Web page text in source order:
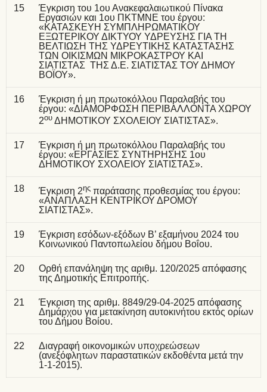
15
Έγκριση του 1ου Ανακεφαλαιωτικού Πίνακα
Εργασιών και 1ου ΠΚΤΜΝΕ του έργου:
«ΚΑΤΑΣΚΕΥΗ ΣΥΜΠΛΗΡΩΜΑΤΙΚΟΥ
ΕΞΩΤΕΡΙΚΟΥ ΔΙΚΤΥΟΥ ΥΔΡΕΥΣΗΣ ΓΙΑ ΤΗ
ΒΕΛΤΙΩΣΗ ΤΗΣ ΥΔΡΕΥΤΙΚΗΣ ΚΑΤΑΣΤΑΣΗΣ
ΤΩΝ ΟΙΚΙΣΜΩΝ ΜΙΚΡΟΚΑΣΤΡΟΥ ΚΑΙ
ΣΙΑΤΙΣΤΑΣ ΤΗΣ Δ.Ε. ΣΙΑΤΙΣΤΑΣ ΤΟΥ ΔΗΜΟΥ
ΒΟΪΟΥ».
16
Έγκριση ή μη πρωτοκόλλου Παραλαβής του
έργου: «ΔΙΑΜΟΡΦΩΣΗ ΠΕΡΙΒΑΛΛΟΝΤΑ ΧΩΡΟΥ
2ουΔΗΜΟΤΙΚΟΥ ΣΧΟΛΕΙΟΥ ΣΙΑΤΙΣΤΑΣ».
17
Έγκριση ή μη πρωτοκόλλου Παραλαβής του
έργου: «ΕΡΓΑΣΙΕΣ ΣΥΝΤΗΡΗΣΗΣ 1ου
ΔΗΜΟΤΙΚΟΥ ΣΧΟΛΕΙΟΥ ΣΙΑΤΙΣΤΑΣ».
18
Έγκριση 2ης παράτασης προθεσμίας του έργου:
«ΑΝΑΠΛΑΣΗ ΚΕΝΤΡΙΚΟΥ ΔΡΟΜΟΥ
ΣΙΑΤΙΣΤΑΣ».
19
Έγκριση εσόδων-εξόδων Β’ εξαμήνου 2024 του
Κοινωνικού Παντοπωλείου δήμου Βοΐου.
20
Ορθή επανάληψη της αριθμ. 120/2025 απόφασης
της Δημοτικής Επιτροπής.
21
Έγκριση της αριθμ. 8849/29-04-2025 απόφασης
Δημάρχου για μετακίνηση αυτοκινήτου εκτός ορίων
του Δήμου Βοίου.
22
Διαγραφή οικονομικών υποχρεώσεων
(ανεξόφλητων παραστατικών εκδοθέντα μετά την
1-1-2015).